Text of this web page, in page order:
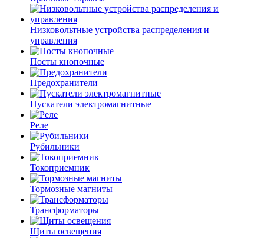
Низковольтные устройства распределения и
управления
Посты кнопочные
Предохранители
Пускатели электромагнитные
Реле
Рубильники
Токоприемник
Тормозные магниты
Трансформаторы
Щиты освещения